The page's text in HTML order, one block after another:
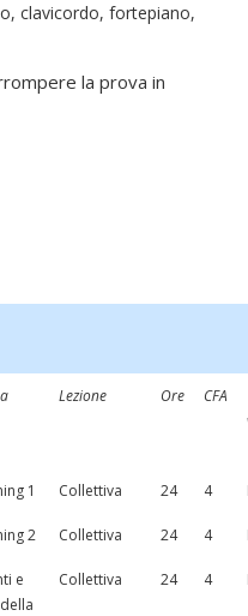
clavicordo, fortepiano,
la prova in
Lezione Ore CFA
1 Collettiva 24 4
2 Collettiva 24 4
e
Collettiva 24 4